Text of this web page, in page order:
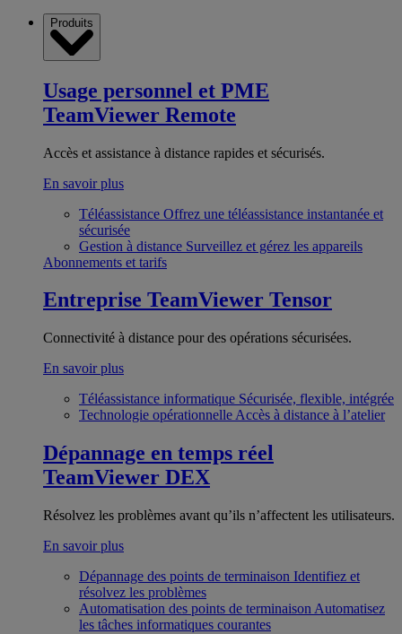
Produits
Usage personnel et PME
TeamViewer Remote
Accès et assistance à distance rapides et sécurisés.
En savoir plus
Téléassistance Offrez une téléassistance instantanée et
sécurisée
Gestion à distance Surveillez et gérez les appareils
Abonnements et tarifs
Entreprise TeamViewer Tensor
Connectivité à distance pour des opérations sécurisées.
En savoir plus
Téléassistance informatique Sécurisée, flexible, intégrée
Technologie opérationnelle Accès à distance à l’atelier
Dépannage en temps réel
TeamViewer DEX
Résolvez les problèmes avant qu’ils n’affectent les utilisateurs.
En savoir plus
Dépannage des points de terminaison Identifiez et
résolvez les problèmes
Automatisation des points de terminaison Automatisez
les tâches informatiques courantes